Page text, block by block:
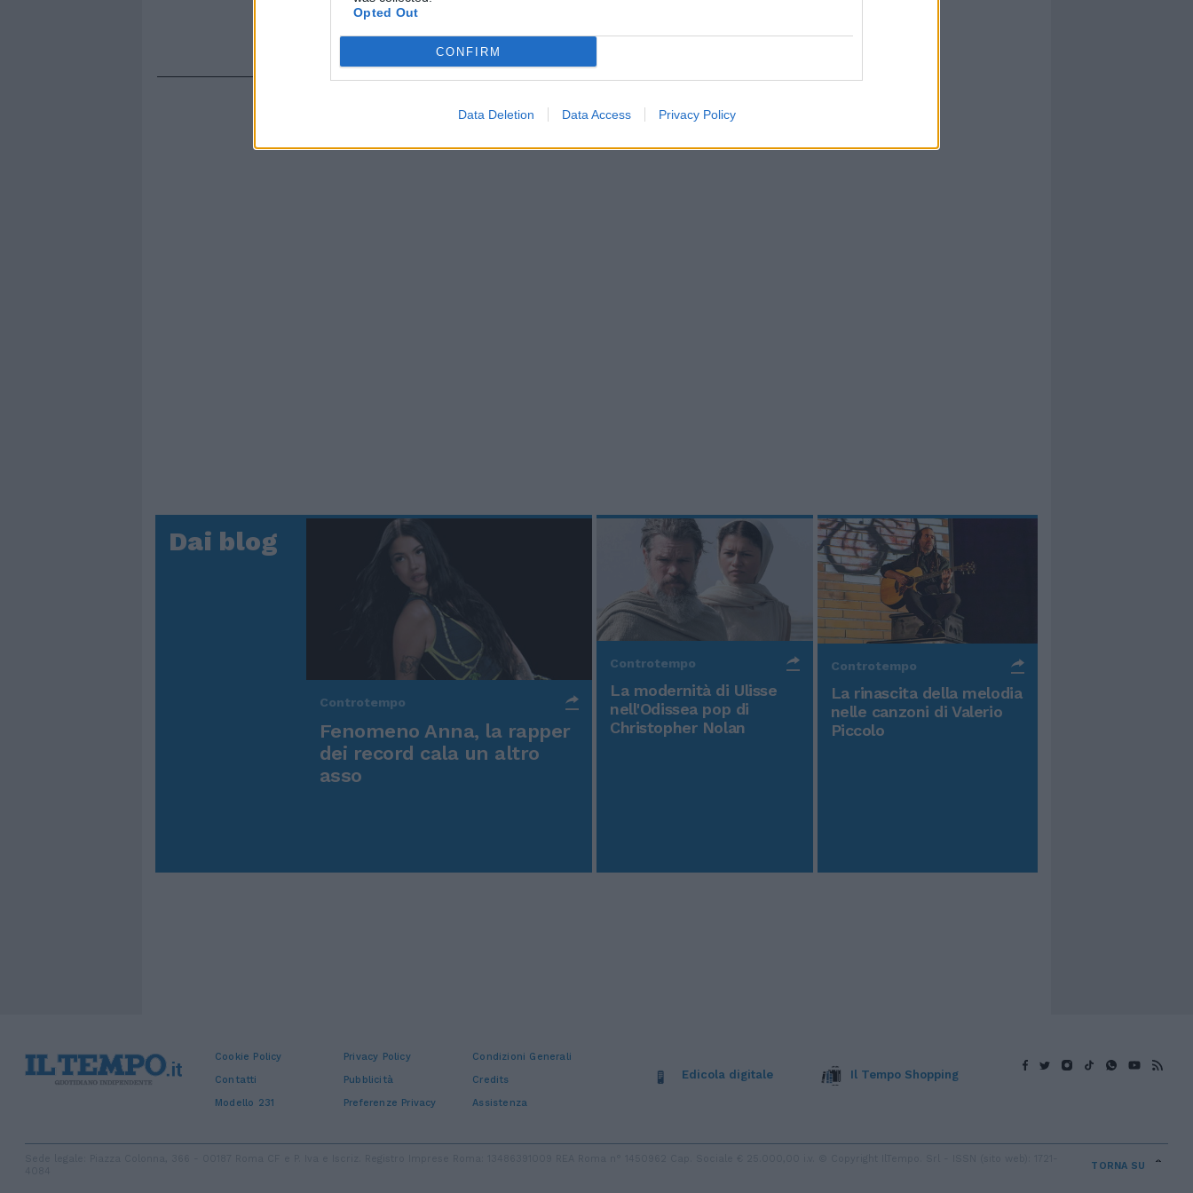
Opted Out
CONFIRM
Data Deletion Data Access Privacy Policy
Dai blog
Controtempo
Fenomeno Anna, la rapper
dei record cala un altro
asso
Controtempo
La modernità di Ulisse
nell'Odissea pop di
Christopher Nolan
Controtempo
La rinascita della melodia
nelle canzoni di Valerio
Piccolo
Cookie Policy Privacy Policy
Condizioni Generali
Contatti
Pubblicità
Credits
Modello 231
Preferenze Privacy Assistenza
Edicola digitale Il Tempo Shopping
TORNA SU